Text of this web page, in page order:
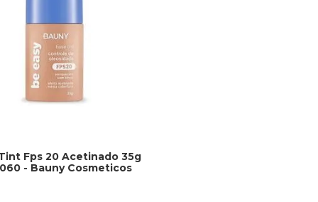
Fps 20 Acetinado 35g
- Bauny Cosmeticos